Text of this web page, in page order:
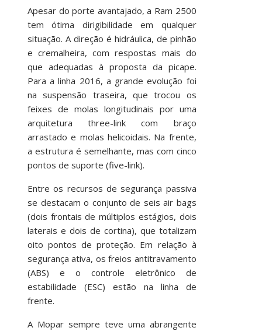
Apesar do porte avantajado, a Ram 2500
tem ótima dirigibilidade em qualquer
situação. A direção é hidráulica, de pinhão
e cremalheira, com respostas mais do
que adequadas à proposta da picape.
Para a linha 2016, a grande evolução foi
na suspensão traseira, que trocou os
feixes de molas longitudinais por uma
arquitetura three-link com braço
arrastado e molas helicoidais. Na frente,
a estrutura é semelhante, mas com cinco
pontos de suporte (five-link).
Entre os recursos de segurança passiva
se destacam o conjunto de seis air bags
(dois frontais de múltiplos estágios, dois
laterais e dois de cortina), que totalizam
oito pontos de proteção. Em relação à
segurança ativa, os freios antitravamento
(ABS) e o controle eletrônico de
estabilidade (ESC) estão na linha de
frente.
A Mopar sempre teve uma abrangente